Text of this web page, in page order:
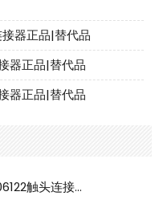
器正品|替代品
器正品|替代品
器正品|替代品
触头连接器-兼容HARTING|09330006122触头连接器替代品说明